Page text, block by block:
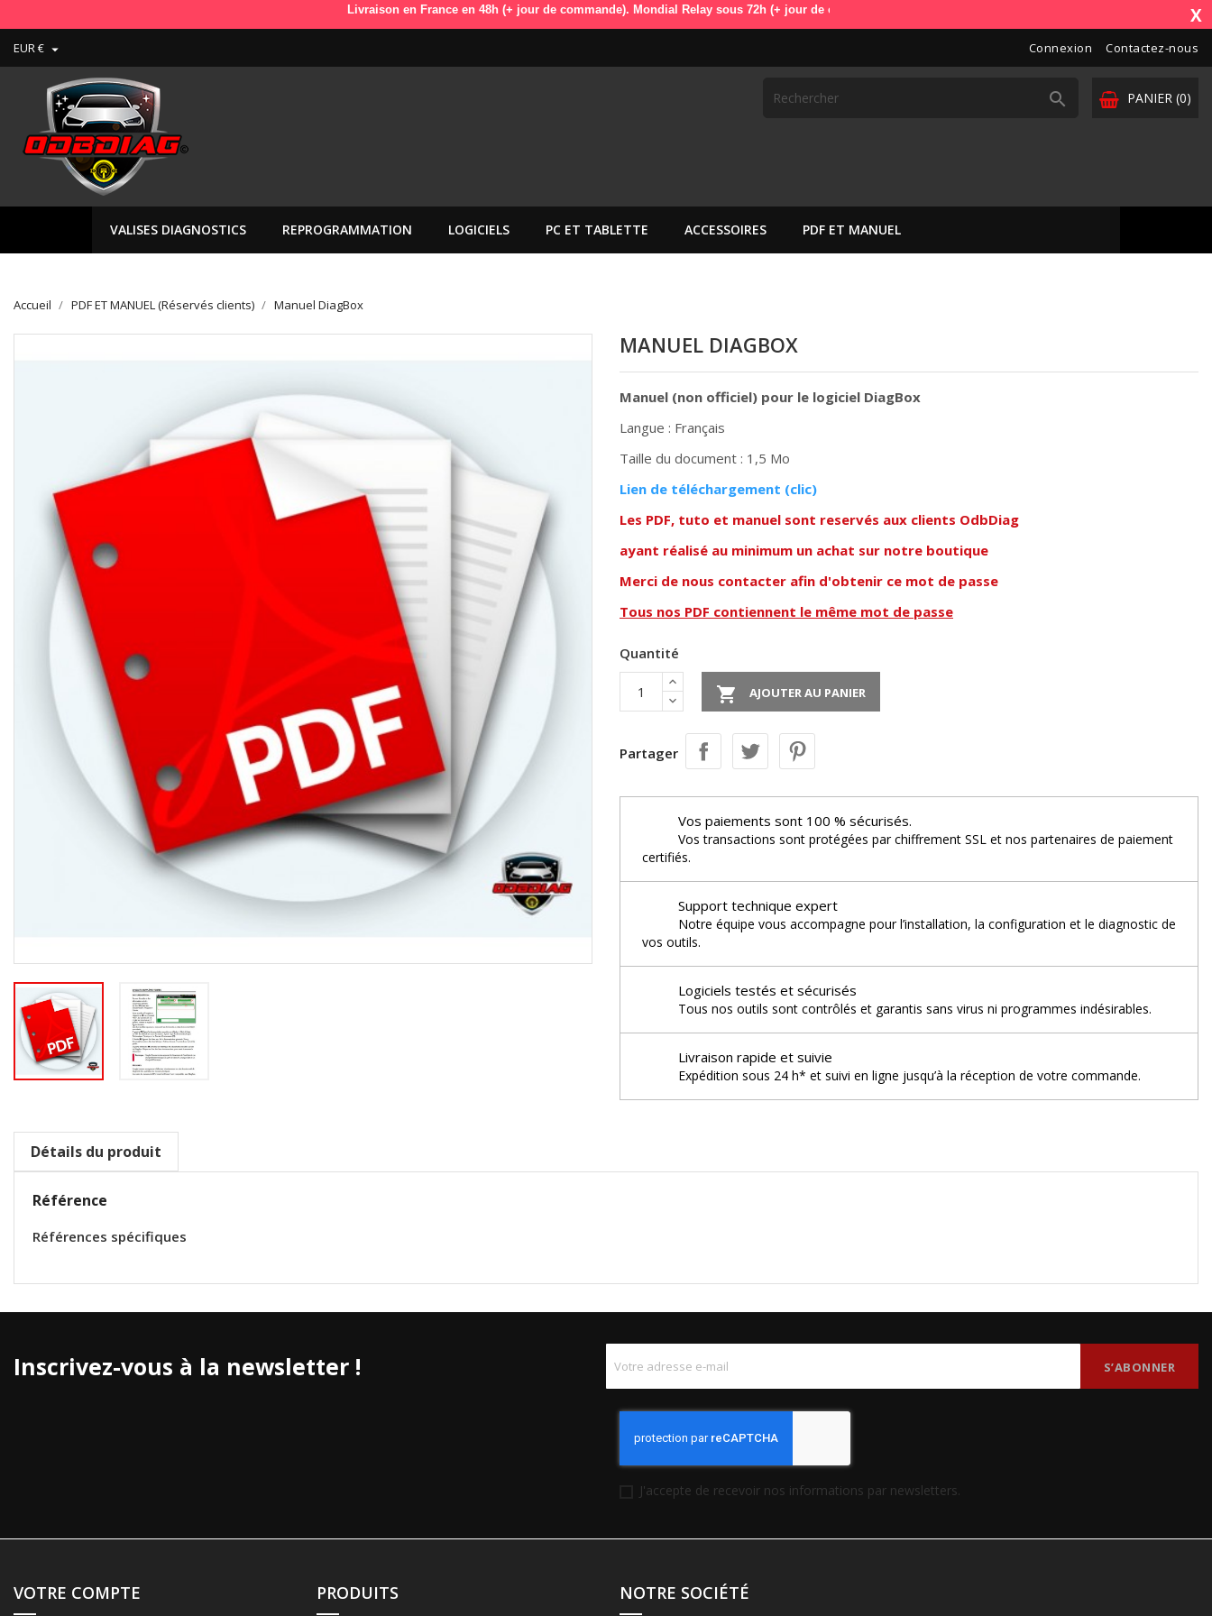
Livraison en France en 48h (+ jour de commande). Mondial Relay sous 72h (+ jour de commande). OdbDiag vous livre dans toute l'Europe. Vos paiements sont X
EUR €  Connexion Contactez-nous
PANIER (0)

VALISES DIAGNOSTICS REPROGRAMMATION LOGICIELS PC ET TABLETTE ACCESSOIRES PDF ET MANUEL
Accueil PDF ET MANUEL (Réservés clients) Manuel DiagBox
MANUEL DIAGBOX
Manuel (non officiel) pour le logiciel DiagBox
Langue : Français
Taille du document : 1,5 Mo
Lien de téléchargement (clic)
Les PDF, tuto et manuel sont reservés aux clients OdbDiag
ayant réalisé au minimum un achat sur notre boutique
Merci de nous contacter afin d'obtenir ce mot de passe
Tous nos PDF contiennent le même mot de passe
Quantité
 AJOUTER AU PANIER
Partager
Vos paiements sont 100 % sécurisés.
Vos transactions sont protégées par chiffrement SSL et nos partenaires de paiement
certifiés.
Support technique expert
Notre équipe vous accompagne pour l’installation, la configuration et le diagnostic de
vos outils.
Logiciels testés et sécurisés
Tous nos outils sont contrôlés et garantis sans virus ni programmes indésirables.
Livraison rapide et suivie
Expédition sous 24 h* et suivi en ligne jusqu’à la réception de votre commande.
Détails du produit
Référence
Références spécifiques
Inscrivez-vous à la newsletter !
J'accepte de recevoir nos informations par newsletters.
VOTRE COMPTE PRODUITS NOTRE SOCIÉTÉ